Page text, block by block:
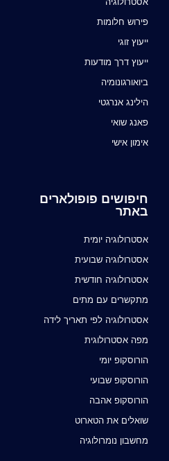
פירוש חלומות
ייעוץ זוגי
ייעוץ דרך מודעות
ביואורגונומיה
הילינג אנרגטי
פאנג שואי
אימון אישי
חיפושים פופולארים
באתר
אסטרולוגיה יומית
אסטרולוגיה שבועית
אסטרולוגיה חודשית
מתקשרים עם מתים
אסטרולוגיה לפי תאריך לידה
מפה אסטרולוגית
הורוסקופ יומי
הורוסקופ שבועי
הורוסקופ אהבה
שואלים את הטארוט
מחשבון נומרולוגיה